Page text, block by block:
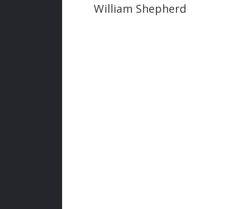
William Shepherd